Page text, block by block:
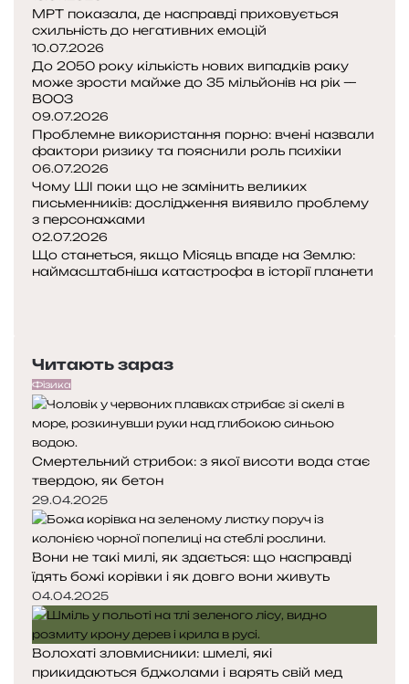
МРТ показала, де насправді приховується
схильність до негативних емоцій
10.07.2026
До 2050 року кількість нових випадків раку
може зрости майже до 35 мільйонів на рік —
ВООЗ
09.07.2026
Проблемне використання порно: вчені назвали
фактори ризику та пояснили роль психіки
06.07.2026
Чому ШІ поки що не замінить великих
письменників: дослідження виявило проблему
з персонажами
02.07.2026
Що станеться, якщо Місяць впаде на Землю:
наймасштабніша катастрофа в історії планети
Читають зараз
Фізика
Смертельний стрибок: з якої висоти вода стає
твердою, як бетон
29.04.2025
Вони не такі милі, як здається: що насправді
їдять божі корівки і як довго вони живуть
04.04.2025
Волохаті зловмисники: шмелі, які
прикидаються бджолами і варять свій мед